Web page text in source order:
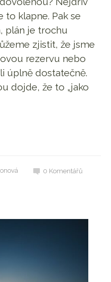
to klapne. Pak se
plán je trochu
zjistit, že jsme
rezervu nebo
úplně dostatečně.
dojde, že to „jako
0 Komentářů